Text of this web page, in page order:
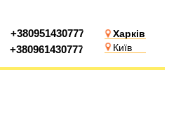
+380961430777
+380951430777
Харків
Київ